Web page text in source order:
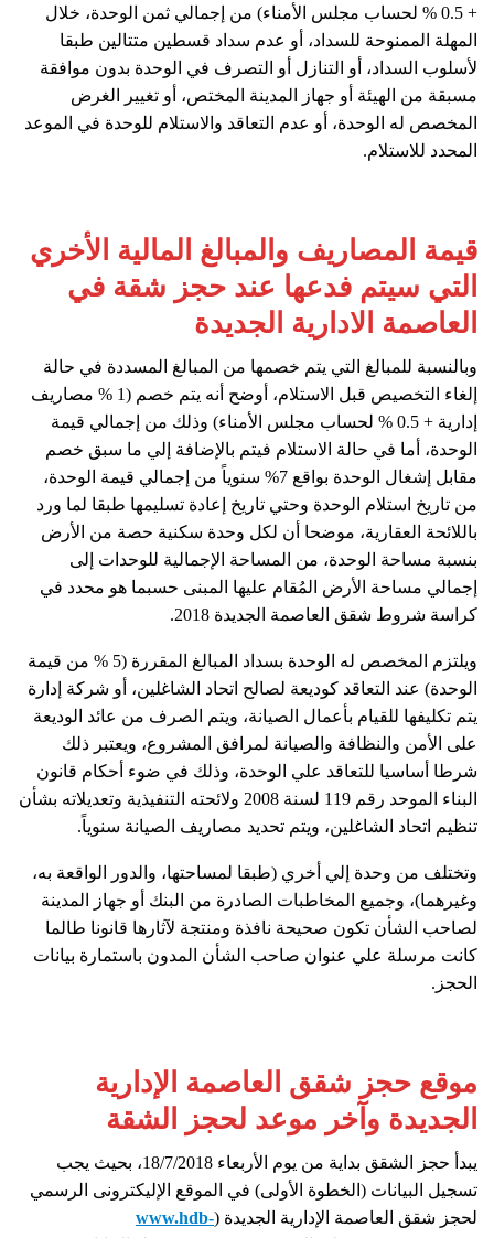
+ 0.5 % لحساب مجلس الأمناء) من إجمالي ثمن الوحدة، خلال
المهلة الممنوحة للسداد، أو عدم سداد قسطين متتالين طبقا
لأسلوب السداد، أو التنازل أو التصرف في الوحدة بدون موافقة
مسبقة من الهيئة أو جهاز المدينة المختص، أو تغيير الغرض
المخصص له الوحدة، أو عدم التعاقد والاستلام للوحدة في الموعد
المحدد للاستلام.
قيمة المصاريف والمبالغ المالية الأخري
التي سيتم فدعها عند حجز شقة في
العاصمة الادارية الجديدة
وبالنسبة للمبالغ التي يتم خصمها من المبالغ المسددة في حالة
إلغاء التخصيص قبل الاستلام، أوضح أنه يتم خصم (1 % مصاريف
إدارية + 0.5 % لحساب مجلس الأمناء) وذلك من إجمالي قيمة
الوحدة، أما في حالة الاستلام فيتم بالإضافة إلي ما سبق خصم
مقابل إشغال الوحدة بواقع 7% سنوياً من إجمالي قيمة الوحدة،
من تاريخ استلام الوحدة وحتي تاريخ إعادة تسليمها طبقا لما ورد
باللائحة العقارية، موضحا أن لكل وحدة سكنية حصة من الأرض
بنسبة مساحة الوحدة، من المساحة الإجمالية للوحدات إلى
إجمالي مساحة الأرض المُقام عليها المبنى حسبما هو محدد في
كراسة شروط شقق العاصمة الجديدة 2018.
ويلتزم المخصص له الوحدة بسداد المبالغ المقررة (5 % من قيمة
الوحدة) عند التعاقد كوديعة لصالح اتحاد الشاغلين، أو شركة إدارة
يتم تكليفها للقيام بأعمال الصيانة، ويتم الصرف من عائد الوديعة
على الأمن والنظافة والصيانة لمرافق المشروع، ويعتبر ذلك
شرطا أساسيا للتعاقد علي الوحدة، وذلك في ضوء أحكام قانون
البناء الموحد رقم 119 لسنة 2008 ولائحته التنفيذية وتعديلاته بشأن
تنظيم اتحاد الشاغلين، ويتم تحديد مصاريف الصيانة سنوياً.
وتختلف من وحدة إلي أخري (طبقا لمساحتها، والدور الواقعة به،
وغيرهما)، وجميع المخاطبات الصادرة من البنك أو جهاز المدينة
لصاحب الشأن تكون صحيحة نافذة ومنتجة لآثارها قانونا طالما
كانت مرسلة علي عنوان صاحب الشأن المدون باستمارة بيانات
الحجز.
موقع حجز شقق العاصمة الإدارية
الجديدة وآخر موعد لحجز الشقة
يبدأ حجز الشقق بداية من يوم الأربعاء 18/7/2018، بحيث يجب
تسجيل البيانات (الخطوة الأولى) في الموقع الإليكترونى الرسمي
لحجز شقق العاصمة الإدارية الجديدة (www.hdb-